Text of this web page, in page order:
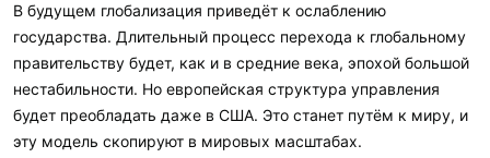
В будущем глобализация приведёт к ослаблению
государства. Длительный процесс перехода к глобальному
правительству будет, как и в средние века, эпохой большой
нестабильности. Но европейская структура управления
будет преобладать даже в США. Это станет путём к миру, и
эту модель скопируют в мировых масштабах.